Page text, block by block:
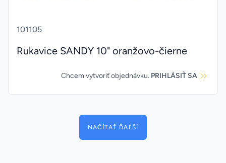
101105
Rukavice SANDY 10" oranžovo-čierne
Chcem vytvoriť objednávku. PRIHLÁSIŤ SA
NAČÍTAŤ ĎAĽŠÍ